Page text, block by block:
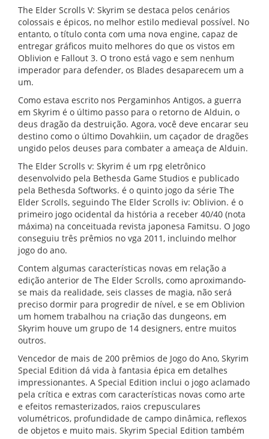
The Elder Scrolls V: Skyrim se destaca pelos cenários
colossais e épicos, no melhor estilo medieval possível. No
entanto, o título conta com uma nova engine, capaz de
entregar gráficos muito melhores do que os vistos em
Oblivion e Fallout 3. O trono está vago e sem nenhum
imperador para defender, os Blades desaparecem um a
um.
Como estava escrito nos Pergaminhos Antigos, a guerra
em Skyrim é o último passo para o retorno de Alduin, o
deus dragão da destruição. Agora, você deve encarar seu
destino como o último Dovahkiin, um caçador de dragões
ungido pelos deuses para combater a ameaça de Alduin.
The Elder Scrolls v: Skyrim é um rpg eletrônico
desenvolvido pela Bethesda Game Studios e publicado
pela Bethesda Softworks. é o quinto jogo da série The
Elder Scrolls, seguindo The Elder Scrolls iv: Oblivion. é o
primeiro jogo ocidental da história a receber 40/40 (nota
máxima) na conceituada revista japonesa Famitsu. O Jogo
conseguiu três prêmios no vga 2011, incluindo melhor
jogo do ano.
Contem algumas características novas em relação a
edição anterior de The Elder Scrolls, como aproximando-
se mais da realidade, seis classes de magia, não será
preciso dormir para progredir de nível, e se em Oblivion
um homem trabalhou na criação das dungeons, em
Skyrim houve um grupo de 14 designers, entre muitos
outros.
Vencedor de mais de 200 prêmios de Jogo do Ano, Skyrim
Special Edition dá vida à fantasia épica em detalhes
impressionantes. A Special Edition inclui o jogo aclamado
pela crítica e extras com características novas como arte
e efeitos remasterizados, raios crepusculares
volumétricos, profundidade de campo dinâmica, reflexos
de objetos e muito mais. Skyrim Special Edition também